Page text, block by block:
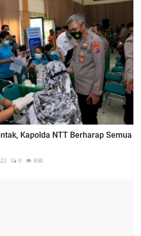
Kapolda NTT Berharap Semua
0 860